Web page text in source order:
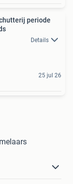
periode
Details
25 jul 26